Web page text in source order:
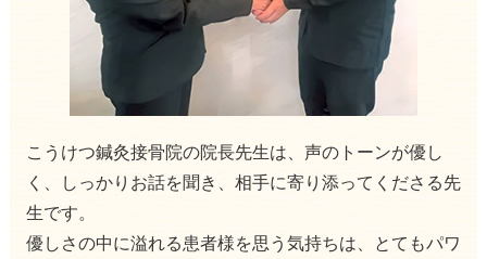
こうけつ鍼灸接骨院の院長先生は、声のトーンが優し
く、しっかりお話を聞き、相手に寄り添ってくださる先
生です。
優しさの中に溢れる患者様を思う気持ちは、とてもパワ